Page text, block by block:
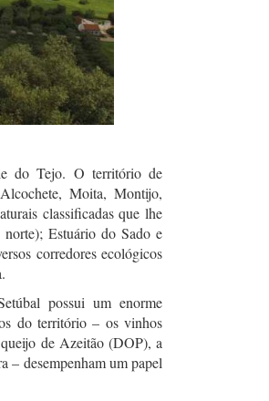
do Tejo. O território de
Moita, Montijo,
classificadas que lhe
Estuário do Sado e
corredores ecológicos
possui um enorme
do território – os vinhos
de Azeitão (DOP), a
– desempenham um papel